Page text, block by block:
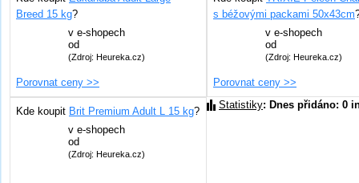
Breed 15 kg?
v e-shopech
od
(Zdroj: Heureka.cz)
Porovnat ceny >>
s béžovými packami 50x43cm
v e-shopech
od
(Zdroj: Heureka.cz)
Porovnat ceny >>
Kde koupit Brit Premium Adult L 15 kg?
v e-shopech
od
(Zdroj: Heureka.cz)
Statistiky: Dnes přidáno: 0